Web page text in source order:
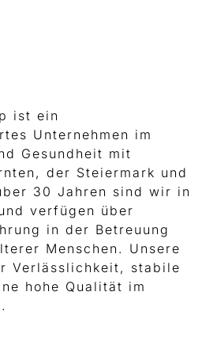
ist ein
Unternehmen im
Gesundheit mit
der Steiermark und
30 Jahren sind wir in
verfügen über
in der Betreuung
Menschen. Unsere
Verlässlichkeit, stabile
hohe Qualität im